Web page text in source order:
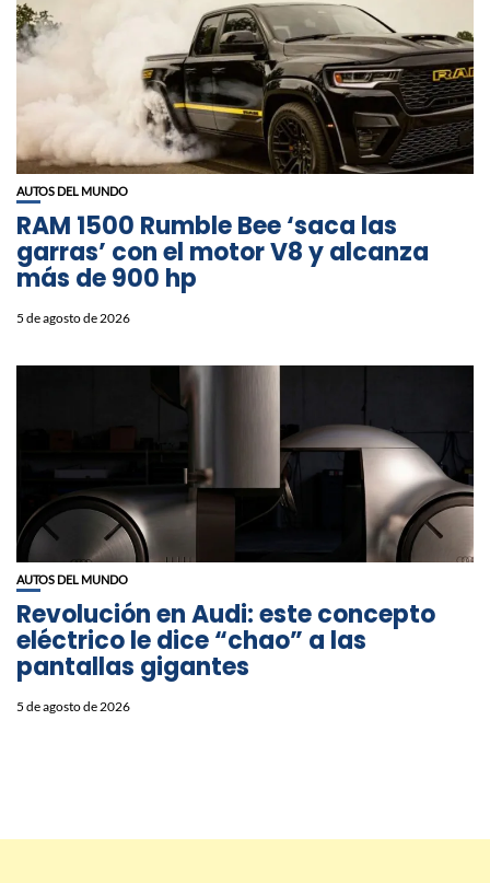
AUTOS DEL MUNDO
RAM 1500 Rumble Bee ‘saca las
garras’ con el motor V8 y alcanza
más de 900 hp
5 de agosto de 2026
AUTOS DEL MUNDO
Revolución en Audi: este concepto
eléctrico le dice “chao” a las
pantallas gigantes
5 de agosto de 2026